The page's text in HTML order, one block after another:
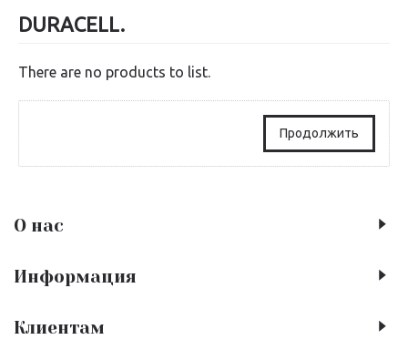
DURACELL.
There are no products to list.
Продолжить
О нас
Информация
Клиентам